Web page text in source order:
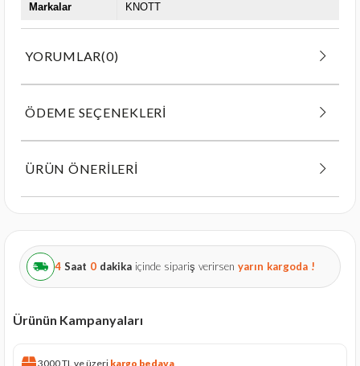
Markalar KNOTT
YORUMLAR(0)
ÖDEME SEÇENEKLERI
ÜRÜN ÖNERILERI
4 Saat 0 dakika içinde sipariş verirsen yarın kargoda !
Ürünün Kampanyaları
3000 TL ve üzeri kargo bedava